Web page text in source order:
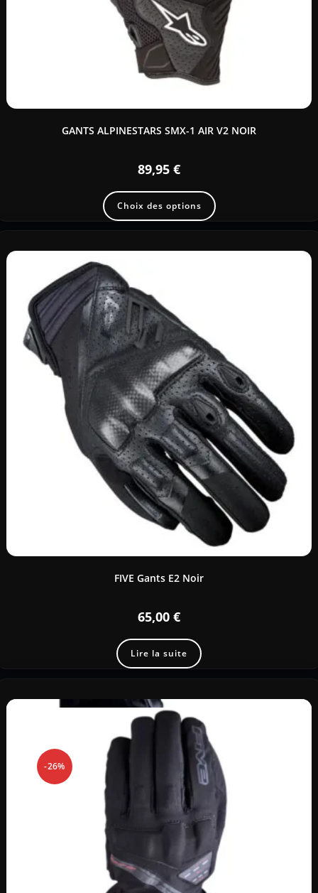
GANTS ALPINESTARS SMX-1 AIR V2 NOIR
89,95 €
Choix des options
FIVE Gants E2 Noir
65,00 €
Lire la suite
-26%